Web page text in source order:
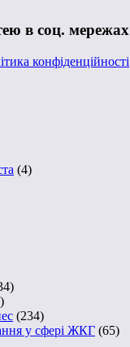
в соц. мережах
конфіденційності
(4)
(234)
у сфері ЖКГ (65)